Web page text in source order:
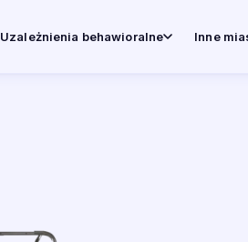
Uzależnienia behawioralne Inne